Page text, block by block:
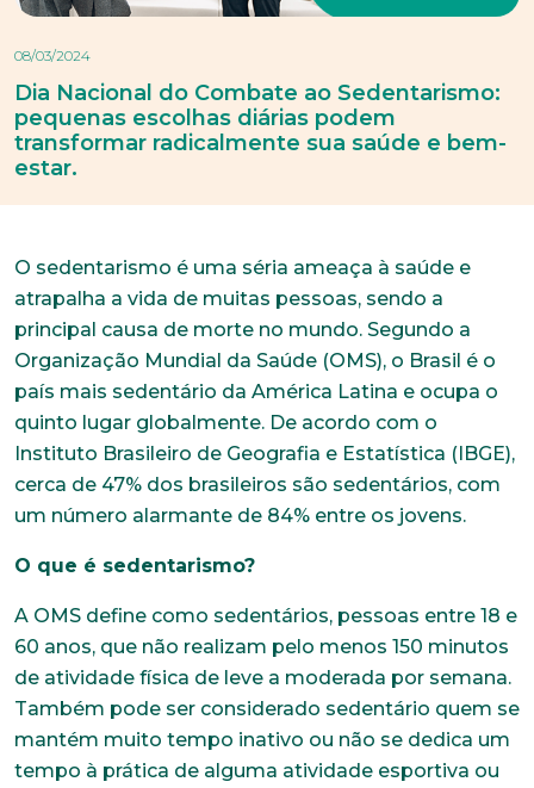
08/03/2024
Dia Nacional do Combate ao Sedentarismo:
pequenas escolhas diárias podem
transformar radicalmente sua saúde e bem-
estar.
O sedentarismo é uma séria ameaça à saúde e
atrapalha a vida de muitas pessoas, sendo a
principal causa de morte no mundo. Segundo a
Organização Mundial da Saúde (OMS), o Brasil é o
país mais sedentário da América Latina e ocupa o
quinto lugar globalmente. De acordo com o
Instituto Brasileiro de Geografia e Estatística (IBGE),
cerca de 47% dos brasileiros são sedentários, com
um número alarmante de 84% entre os jovens.
O que é sedentarismo?
A OMS define como sedentários, pessoas entre 18 e
60 anos, que não realizam pelo menos 150 minutos
de atividade física de leve a moderada por semana.
Também pode ser considerado sedentário quem se
mantém muito tempo inativo ou não se dedica um
tempo à prática de alguma atividade esportiva ou